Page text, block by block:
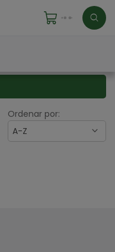
Ordenar por:
A-Z